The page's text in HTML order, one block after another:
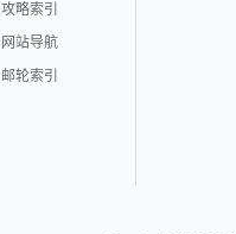
攻略索引
网站导航
邮轮索引